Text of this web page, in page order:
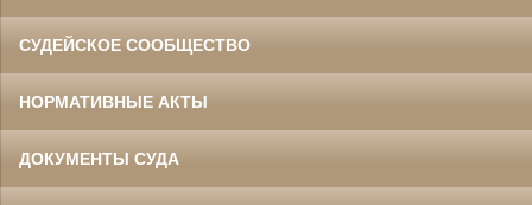
СУДЕЙСКОЕ СООБЩЕСТВО
НОРМАТИВНЫЕ АКТЫ
ДОКУМЕНТЫ СУДА